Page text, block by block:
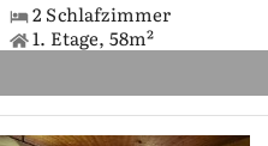
2 Schlafzimmer
1. Etage, 58m²